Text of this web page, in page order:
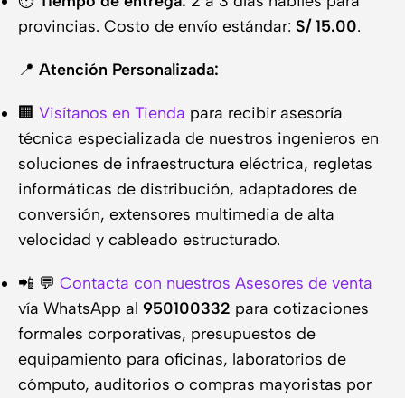
provincias. Costo de envío estándar: S/ 15.00.
📍 Atención Personalizada:
🏢 Visítanos en Tienda para recibir asesoría
técnica especializada de nuestros ingenieros en
soluciones de infraestructura eléctrica, regletas
informáticas de distribución, adaptadores de
conversión, extensores multimedia de alta
velocidad y cableado estructurado.
📲 💬 Contacta con nuestros Asesores de venta
vía WhatsApp al 950100332 para cotizaciones
formales corporativas, presupuestos de
equipamiento para oficinas, laboratorios de
cómputo, auditorios o compras mayoristas por